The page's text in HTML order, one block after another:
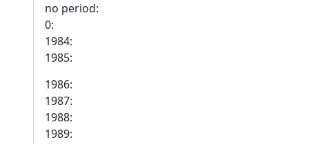
no period:
0:
1984:
1985:
1986:
1987:
1988:
1989: